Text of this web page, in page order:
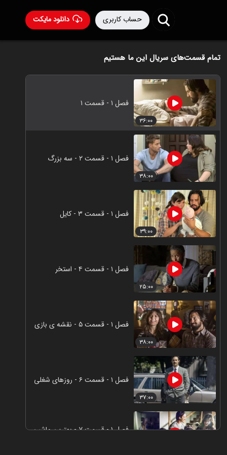
دانلود مایکت حساب کاربری
تمام قسمت‌های سریال این ما هستیم
۳۶:۰۰
فصل ۱ - قسمت ۱
۳۸:۰۰
فصل ۱ - قسمت ۲ - سه بزرگ
۳۹:۰۰
فصل ۱ - قسمت ۳ - کایل
۲۵:۰۰
فصل ۱ - قسمت ۴ - استخر
۳۸:۰۰
فصل ۱ - قسمت ۵ - نقشه ی بازی
۳۷:۰۰
فصل ۱ - قسمت ۶ - روزهای شغلی
فصل ۱ - قسمت ۷ - بهترین ماشین